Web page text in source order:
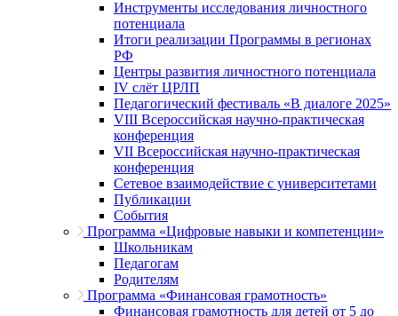
Инструменты исследования личностного
потенциала
Итоги реализации Программы в регионах
РФ
Центры развития личностного потенциала
IV слёт ЦРЛП
Педагогический фестиваль «В диалоге 2025»
VIII Всероссийская научно-практическая
конференция
VII Всероссийская научно-практическая
конференция
Сетевое взаимодействие с университетами
Публикации
События
Программа «Цифровые навыки и компетенции»
Школьникам
Педагогам
Родителям
Программа «Финансовая грамотность»
Финансовая грамотность для детей от 5 до